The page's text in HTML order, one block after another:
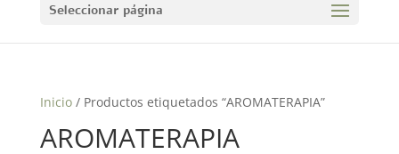
Seleccionar página
Inicio/ Productos etiquetados “AROMATERAPIA”
AROMATERAPIA